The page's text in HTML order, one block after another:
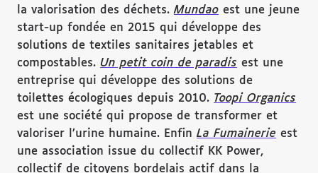
la valorisation des déchets.Mundao est une jeune
start-up fondée en 2015 qui développe des
solutions de textiles sanitaires jetables et
compostables. Un petit coin de paradis est une
entreprise qui développe des solutions de
toilettes écologiques depuis 2010. Toopi Organics
est une société qui propose de transformer et
valoriser l’urine humaine. Enfin La Fumainerie est
une association issue du collectif KK Power,
collectif de citoyens bordelais actif dans la